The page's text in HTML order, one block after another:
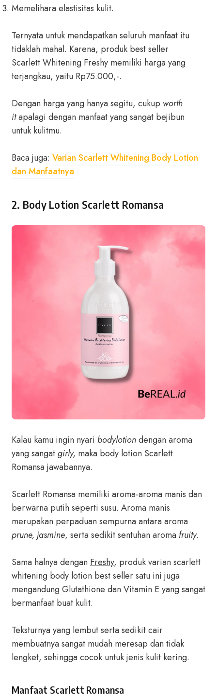
Memelihara elastisitas kulit.
Ternyata untuk mendapatkan seluruh manfaat itu
tidaklah mahal. Karena, produk best seller
Scarlett Whitening Freshy memiliki harga yang
terjangkau, yaitu Rp75.000,-.
Dengan harga yang hanya segitu, cukup worth
itapalagi dengan manfaat yang sangat bejibun
untuk kulitmu.
Baca juga: Varian Scarlett Whitening Body Lotion
dan Manfaatnya
2. Body Lotion Scarlett Romansa
Kalau kamu ingin nyari bodylotiondengan aroma
yang sangatgirly, maka body lotion Scarlett
Romansa jawabannya.
Scarlett Romansa memiliki aroma-aroma manis dan
berwarna putih seperti susu. Aroma manis
merupakan perpaduan sempurna antara aroma
prune, jasmine, serta sedikit sentuhan aroma fruity.
Sama halnya dengan Freshy, produk varian scarlett
whitening body lotion best seller satu ini juga
mengandung Glutathione dan Vitamin E yang sangat
bermanfaat buat kulit.
Teksturnya yang lembut serta sedikit cair
membuatnya sangat mudah meresap dan tidak
lengket, sehingga cocok untuk jenis kulit kering.
Manfaat Scarlett Romansa